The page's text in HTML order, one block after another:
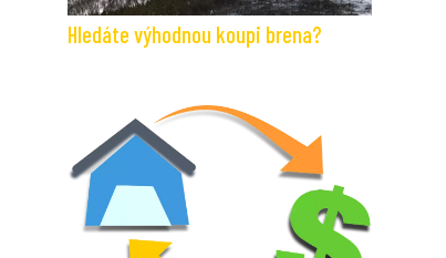
Hledáte výhodnou koupi brena?